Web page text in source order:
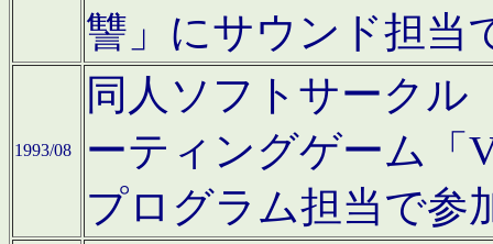
讐」にサウンド担当
1993/08
同人ソフトサークル
ーティングゲーム「
プログラム担当で参